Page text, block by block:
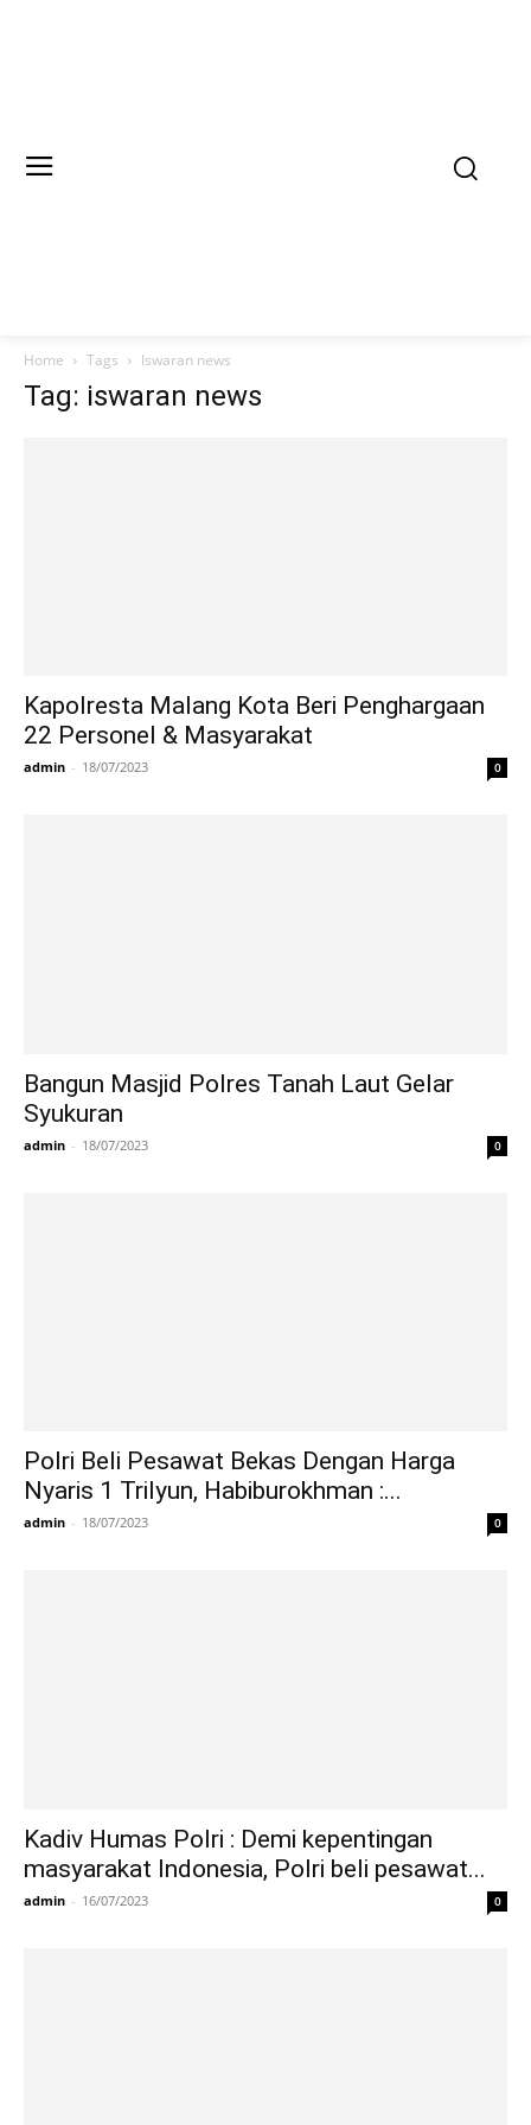
Home Tags Iswaran news
Tag: iswaran news
Kapolresta Malang Kota Beri Penghargaan
22 Personel & Masyarakat
admin - 18/07/2023 0
Bangun Masjid Polres Tanah Laut Gelar
Syukuran
admin - 18/07/2023 0
Polri Beli Pesawat Bekas Dengan Harga
Nyaris 1 Trilyun, Habiburokhman :...
admin - 18/07/2023 0
Kadiv Humas Polri : Demi kepentingan
masyarakat Indonesia, Polri beli pesawat...
admin - 16/07/2023 0